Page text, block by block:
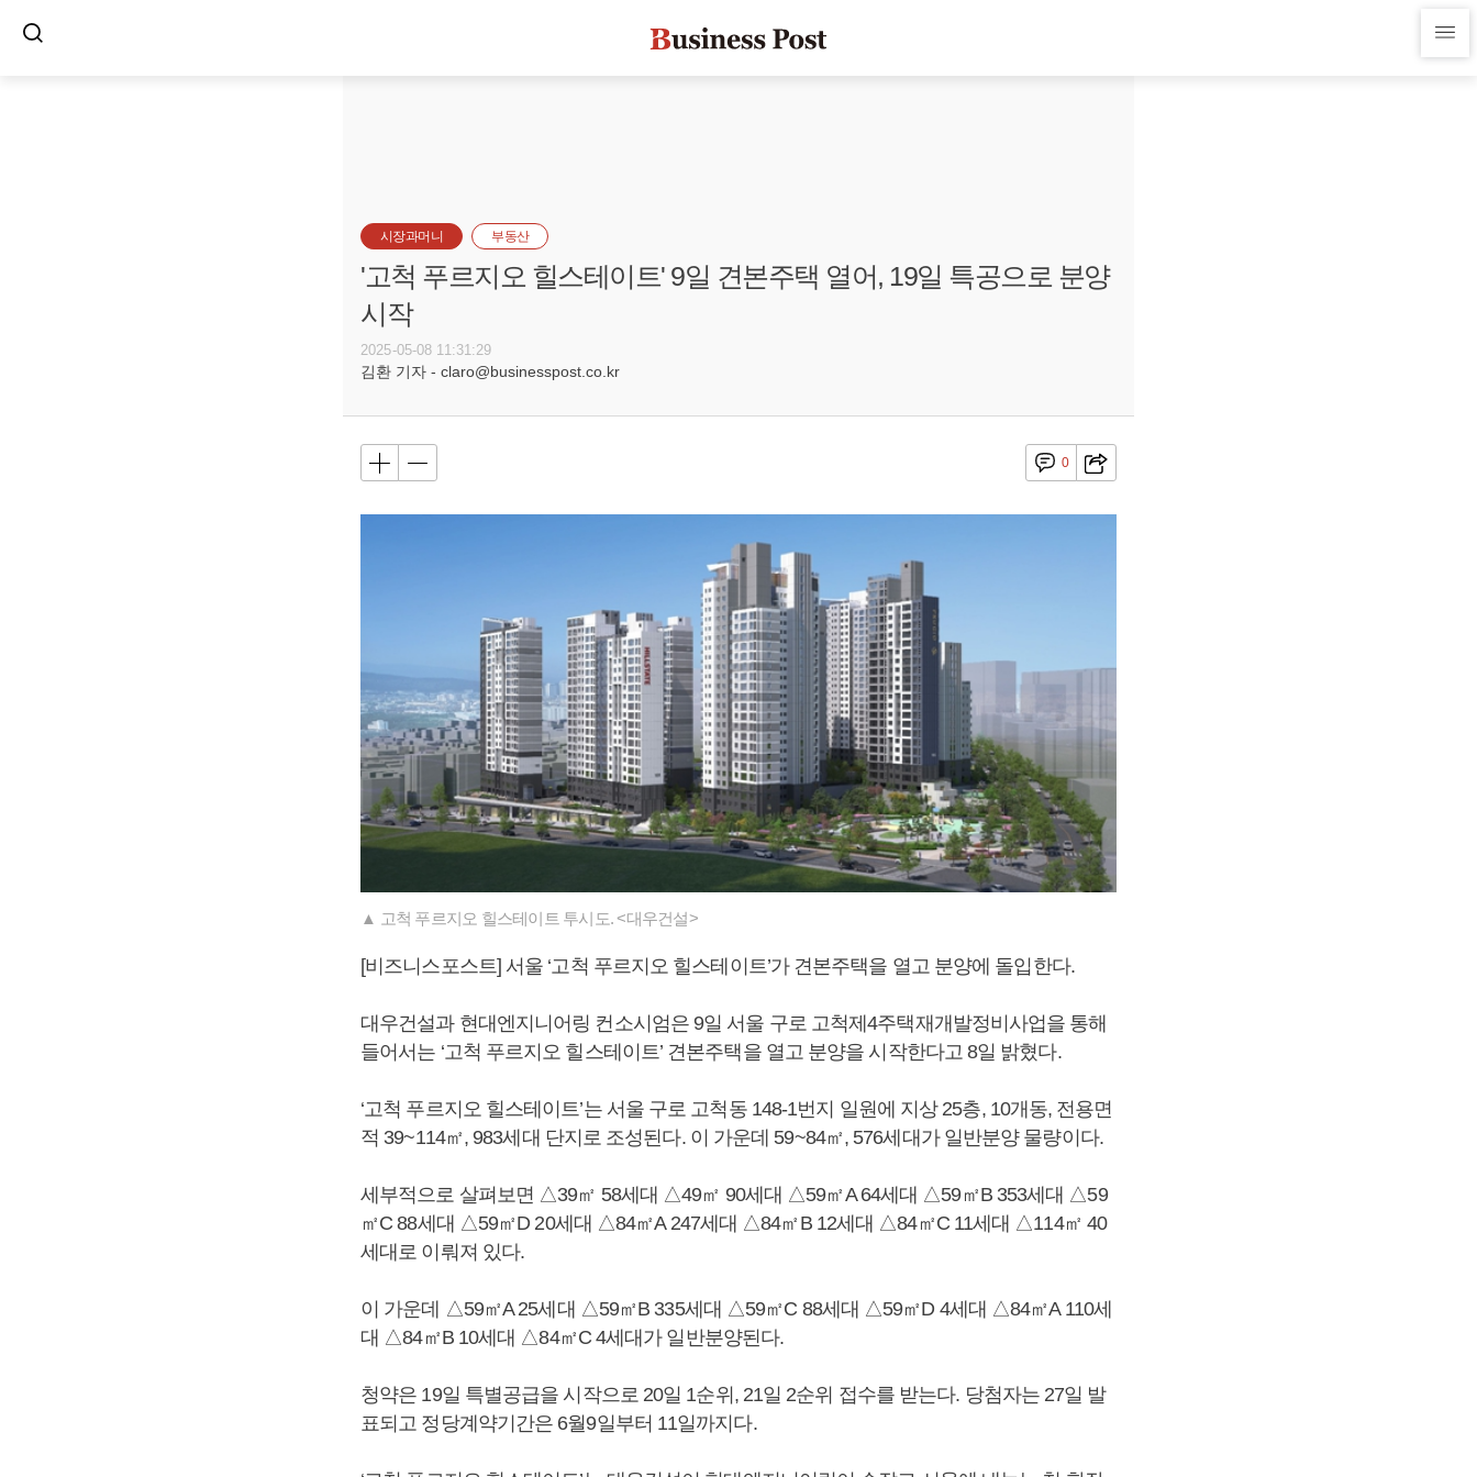
시장과머니 부동산
'고척 푸르지오 힐스테이트' 9일 견본주택 열어, 19일 특공으로 분양
시작
2025-05-08 11:31:29
김환 기자 - claro@businesspost.co.kr
0
▲ 고척 푸르지오 힐스테이트 투시도. <대우건설>
[비즈니스포스트] 서울 ‘고척 푸르지오 힐스테이트’가 견본주택을 열고 분양에 돌입한다.
대우건설과 현대엔지니어링 컨소시엄은 9일 서울 구로 고척제4주택재개발정비사업을 통해
들어서는 ‘고척 푸르지오 힐스테이트’ 견본주택을 열고 분양을 시작한다고 8일 밝혔다.
‘고척 푸르지오 힐스테이트’는 서울 구로 고척동 148-1번지 일원에 지상 25층, 10개동, 전용면
적 39~114㎡, 983세대 단지로 조성된다. 이 가운데 59~84㎡, 576세대가 일반분양 물량이다.
세부적으로 살펴보면 △39㎡ 58세대 △49㎡ 90세대 △59㎡A 64세대 △59㎡B 353세대 △59
㎡C 88세대 △59㎡D 20세대 △84㎡A 247세대 △84㎡B 12세대 △84㎡C 11세대 △114㎡ 40
세대로 이뤄져 있다.
이 가운데 △59㎡A 25세대 △59㎡B 335세대 △59㎡C 88세대 △59㎡D 4세대 △84㎡A 110세
대 △84㎡B 10세대 △84㎡C 4세대가 일반분양된다.
청약은 19일 특별공급을 시작으로 20일 1순위, 21일 2순위 접수를 받는다. 당첨자는 27일 발
표되고 정당계약기간은 6월9일부터 11일까지다.